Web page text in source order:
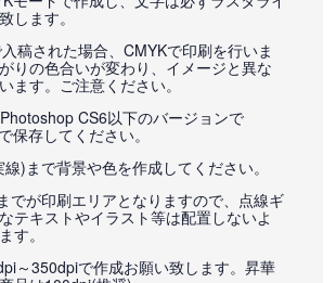
します。
稿された場合、CMYKで印刷を行いま
りの色合いが変わり、イメージと異な
ます。ご注意ください。
CS6以下のバージョンで
保存してください。
)まで背景や色を作成してください。
でが印刷エリアとなりますので、点線ギ
テキストやイラスト等は配置しないよ
す。
～350dpiで作成お願い致します。昇華